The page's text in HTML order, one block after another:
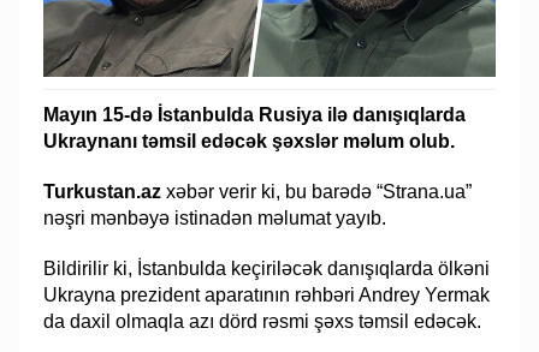
Mayın 15-də İstanbulda Rusiya ilə danışıqlarda
Ukraynanı təmsil edəcək şəxslər məlum olub.
Turkustan.az xəbər verir ki, bu barədə “Strana.ua”
nəşri mənbəyə istinadən məlumat yayıb.
Bildirilir ki, İstanbulda keçiriləcək danışıqlarda ölkəni
Ukrayna prezident aparatının rəhbəri Andrey Yermak
da daxil olmaqla azı dörd rəsmi şəxs təmsil edəcək.